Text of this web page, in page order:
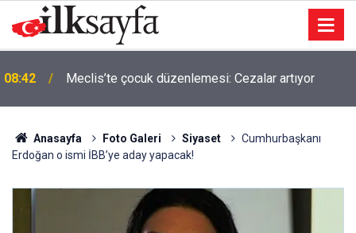
08:42 Meclis’te çocuk düzenlemesi: Cezalar artıyor
Anasayfa Foto Galeri Siyaset
Cumhurbaşkanı
Erdoğan o ismi İBB’ye aday yapacak!